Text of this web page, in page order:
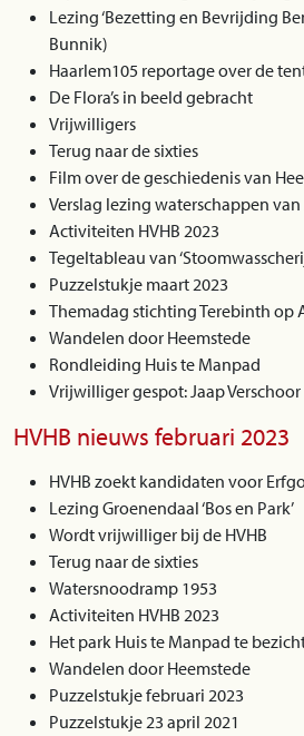
Lezing ‘Bezetting en Bevrijding
Bunnik)
Haarlem105 reportage over de
De Flora’s in beeld gebracht
Vrijwilligers
Terug naar de sixties
Film over de geschiedenis van
Verslag lezing waterschappen
Activiteiten HVHB 2023
Tegeltableau van
Puzzelstukje maart 2023
Themadag stichting Terebinth op
Wandelen door Heemstede
Rondleiding Huis te Manpad
Vrijwilliger gespot: Jaap Verschoor
HVHB nieuws februari 2023
HVHB zoekt kandidaten voor
Lezing Groenendaal ‘Bos en Park’
Wordt vrijwilliger bij de HVHB
Terug naar de sixties
Watersnoodramp 1953
Activiteiten HVHB 2023
Het park Huis te Manpad te
Wandelen door Heemstede
Puzzelstukje februari 2023
Puzzelstukje 23 april 2021